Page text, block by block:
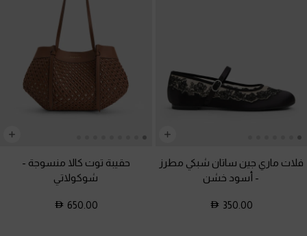
فلات ماري جين ساتان شبكي مطرز
- أسود خشن
350.00
حقيبة توت كالا منسوجة -
شوكولاتي
650.00